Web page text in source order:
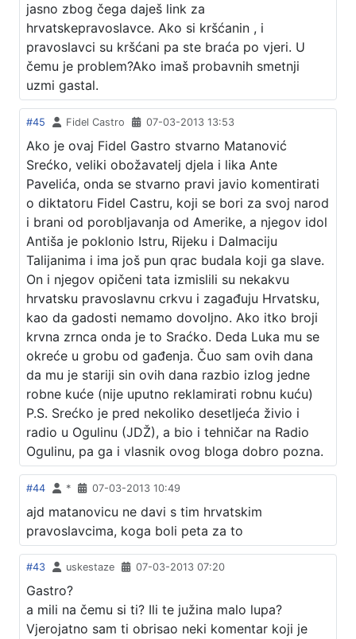
jasno zbog čega daješ link za
hrvatskepravoslavce. Ako si kršćanin , i
pravoslavci su kršćani pa ste braća po vjeri. U
čemu je problem?Ako imaš probavnih smetnji
uzmi gastal.
#45 Fidel Castro 07-03-2013 13:53
Ako je ovaj Fidel Gastro stvarno Matanović
Srećko, veliki obožavatelj djela i lika Ante
Pavelića, onda se stvarno pravi javio komentirati
o diktatoru Fidel Castru, koji se bori za svoj narod
i brani od porobljavanja od Amerike, a njegov idol
Antiša je poklonio Istru, Rijeku i Dalmaciju
Talijanima i ima još pun qrac budala koji ga slave.
On i njegov opičeni tata izmislili su nekakvu
hrvatsku pravoslavnu crkvu i zagađuju Hrvatsku,
kao da gadosti nemamo dovoljno. Ako itko broji
krvna zrnca onda je to Sraćko. Deda Luka mu se
okreće u grobu od gađenja. Čuo sam ovih dana
da mu je stariji sin ovih dana razbio izlog jedne
robne kuće (nije uputno reklamirati robnu kuću)
P.S. Srećko je pred nekoliko desetljeća živio i
radio u Ogulinu (JDŽ), a bio i tehničar na Radio
Ogulinu, pa ga i vlasnik ovog bloga dobro pozna.
#44 * 07-03-2013 10:49
ajd matanovicu ne davi s tim hrvatskim
pravoslavcima, koga boli peta za to
#43 uskestaze 07-03-2013 07:20
Gastro?
a mili na čemu si ti? Ili te južina malo lupa?
Vjerojatno sam ti obrisao neki komentar koji je